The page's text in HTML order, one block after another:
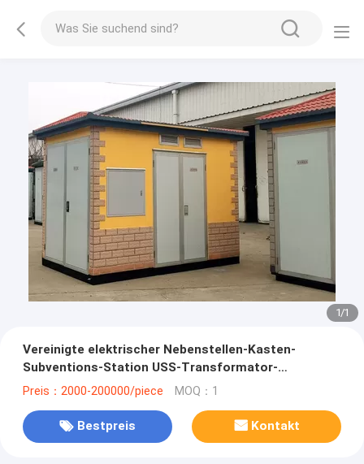
1/1
Vereinigte elektrischer Nebenstellen-Kasten-
Subventions-Station USS-Transformator-
Niederspannung
Preis：2000-200000/piece MOQ：1
Bestpreis Kontakt